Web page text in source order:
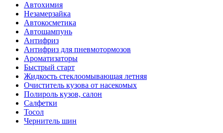
Автохимия
Незамерзайка
Автокосметика
Автошампунь
Антифриз
Антифриз для пневмотормозов
Ароматизаторы
Быстрый старт
Жидкость стеклоомывающая летняя
Очиститель кузова от насекомых
Полироль кузов, салон
Салфетки
Тосол
Чернитель шин